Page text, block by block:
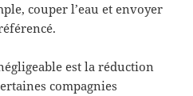
couper l’eau et envoyer
est la réduction
compagnies